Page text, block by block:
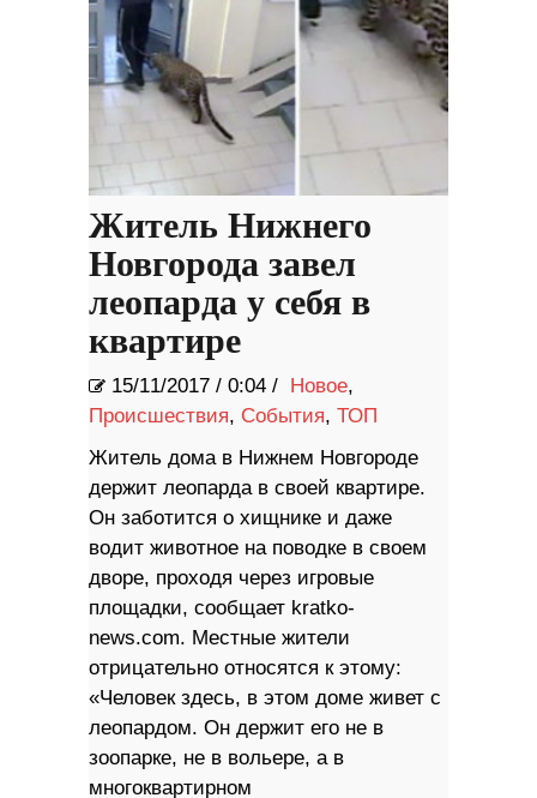
Житель Нижнего
Новгорода завел
леопарда у себя в
квартире
15/11/2017 / 0:04 / Новое,
Происшествия, События, ТОП
Житель дома в Нижнем Новгороде
держит леопарда в своей квартире.
Он заботится о хищнике и даже
водит животное на поводке в своем
дворе, проходя через игровые
площадки, сообщает kratko-
news.com. Местные жители
отрицательно относятся к этому:
«Человек здесь, в этом доме живет с
леопардом. Он держит его не в
зоопарке, не в вольере, а в
многоквартирном